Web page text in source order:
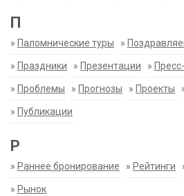
П
» Паломнические туры »
» Праздники » Презентации »
» Проблемы » Прогнозы » Проекты
» Публикации
Р
» Раннее бронирование » Рейтинги
» Рынок